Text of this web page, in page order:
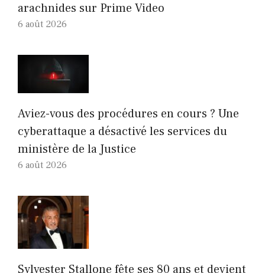
arachnides sur Prime Video
6 août 2026
Aviez-vous des procédures en cours ? Une
cyberattaque a désactivé les services du
ministère de la Justice
6 août 2026
Sylvester Stallone fête ses 80 ans et devient